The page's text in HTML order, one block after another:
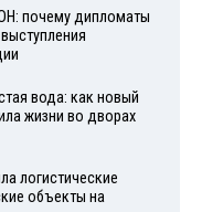
почему дипломаты
вода: как новый
жизни во дворах
логистические
объекты на